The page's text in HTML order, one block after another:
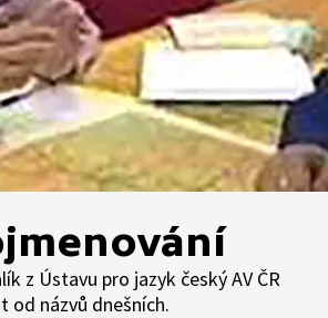
z Ústavu pro jazyk český AV ČR
od názvů dnešních.